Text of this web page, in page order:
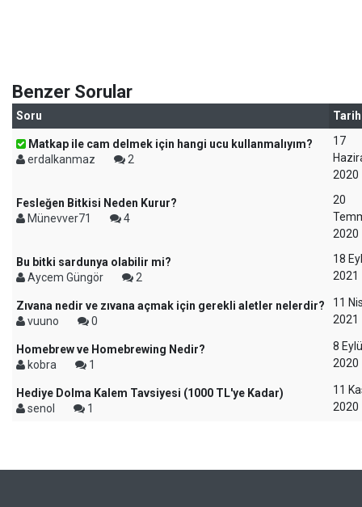
Benzer Sorular
Soru Tarih
Matkap ile cam delmek için hangi ucu kullanmalıyım?
erdalkanmaz
2
17
2020
Fesleğen Bitkisi Neden Kurur?
Münevver71
4
20
2020
Bu bitki sardunya olabilir mi?
Aycem Güngör
2
18
2021
Zıvana nedir ve zıvana açmak için gerekli aletler nelerdir?
vuuno
0
11
2021
Homebrew ve Homebrewing Nedir?
kobra
1
8
2020
Hediye Dolma Kalem Tavsiyesi (1000 TL'ye Kadar)
senol
1
11
2020